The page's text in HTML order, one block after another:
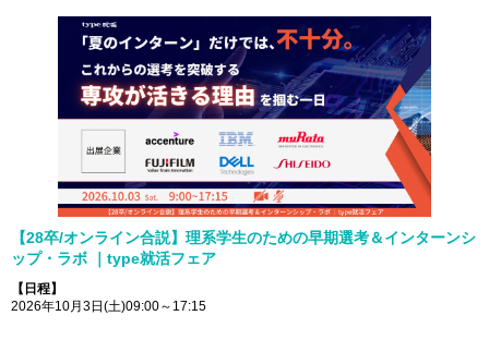
【28卒/オンライン合説】理系学生のための早期選考＆インターンシ
ップ・ラボ ｜type就活フェア
【日程】
2026年10月3日(土)09:00～17:15